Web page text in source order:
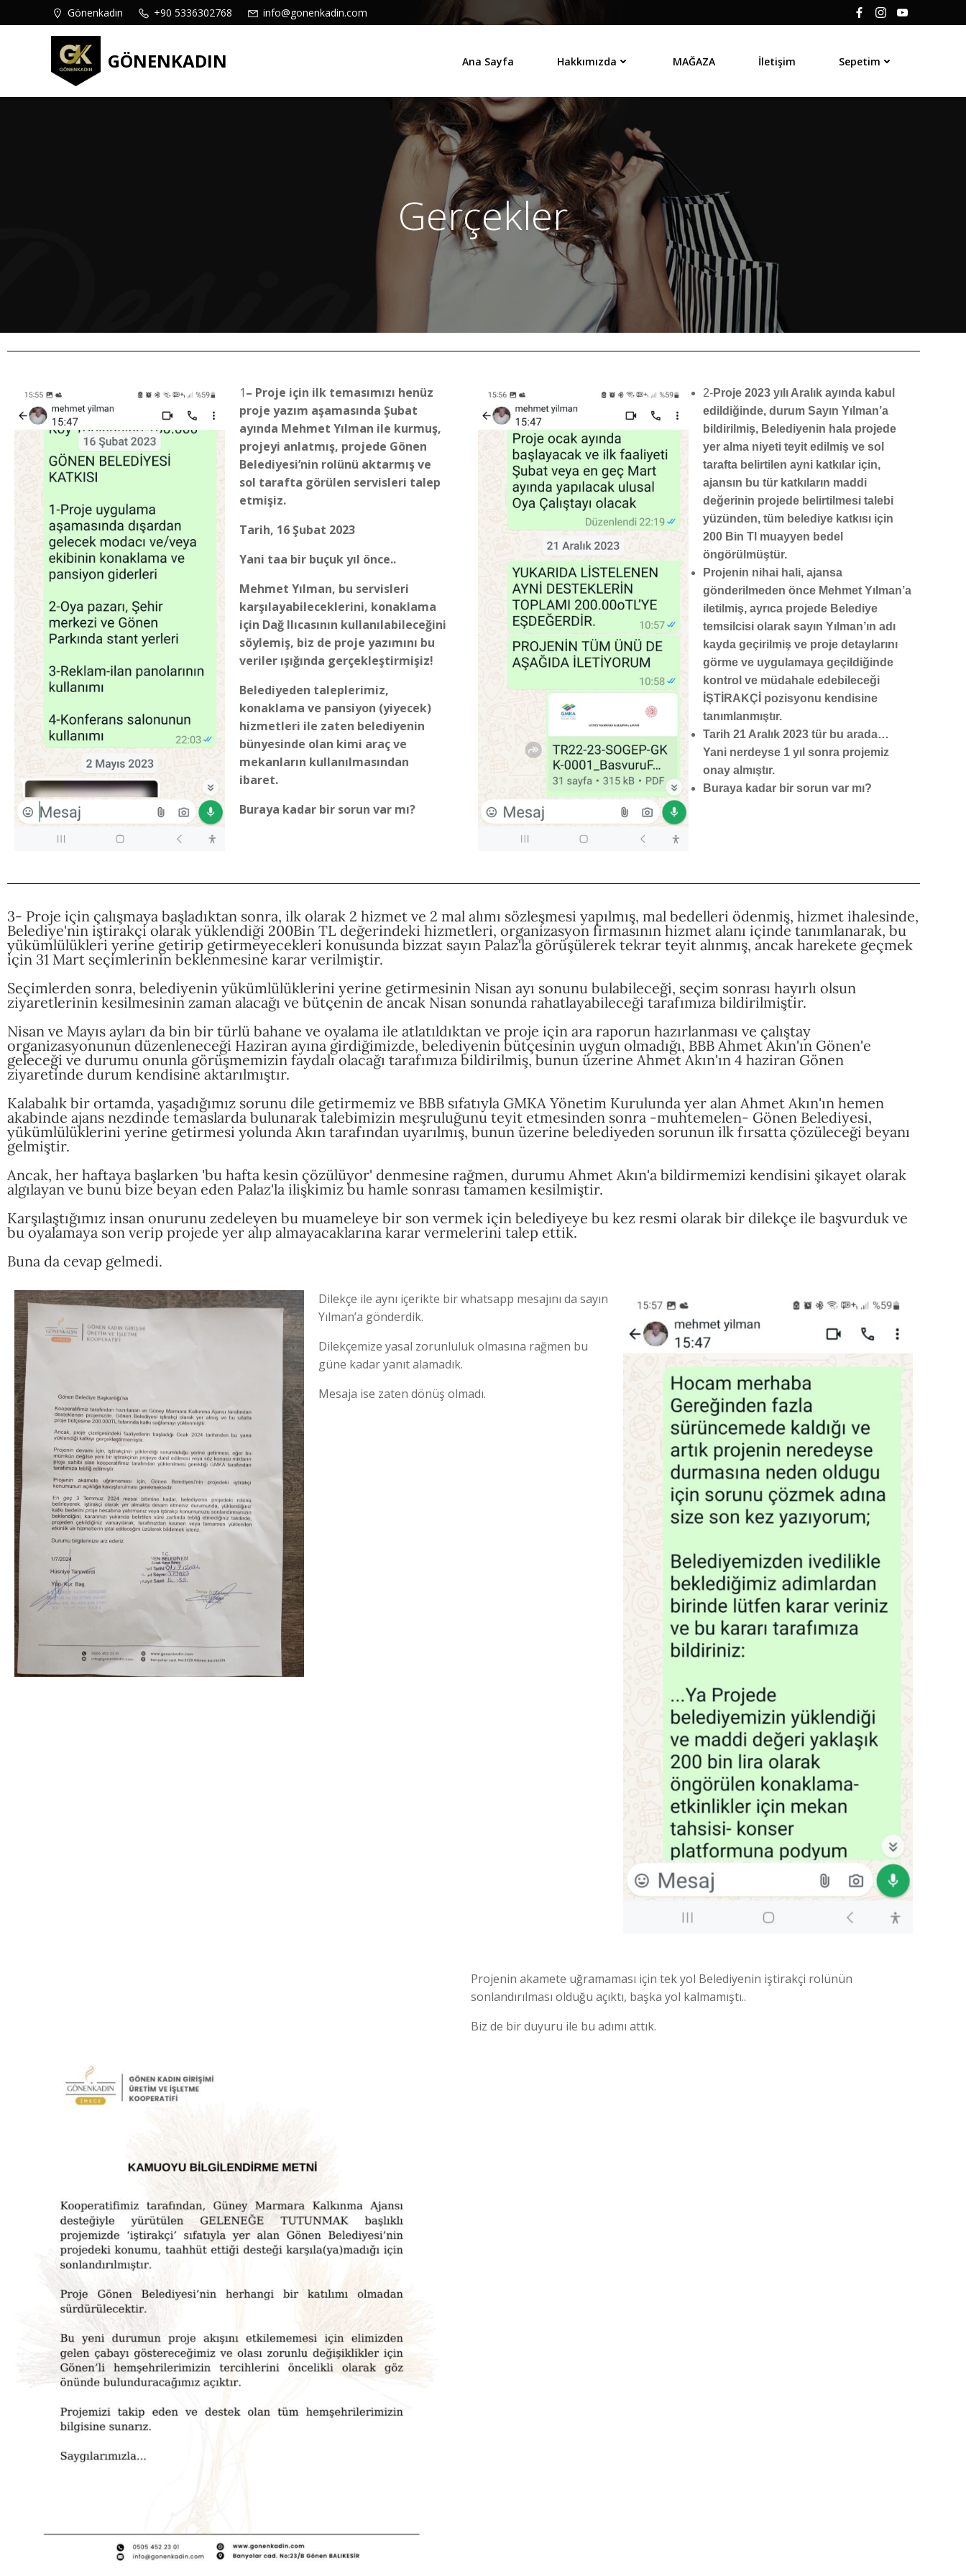
Gönenkadın +90 5336302768 info@gonenkadin.com
GÖNENKADIN Ana Sayfa Hakkımızda MAĞAZA İletişim Sepetim
Gerçekler
1– Proje için ilk temasımızı henüz
proje yazım aşamasında Şubat
ayında Mehmet Yılman ile kurmuş,
projeyi anlatmış, projede Gönen
Belediyesi’nin rolünü aktarmış ve
sol tarafta görülen servisleri talep
etmişiz.
Tarih, 16 Şubat 2023
Yani taa bir buçuk yıl önce..
Mehmet Yılman, bu servisleri
karşılayabileceklerini, konaklama
için Dağ Ilıcasının kullanılabileceğini
söylemiş, biz de proje yazımını bu
veriler ışığında gerçekleştirmişiz!
Belediyeden taleplerimiz,
konaklama ve pansiyon (yiyecek)
hizmetleri ile zaten belediyenin
bünyesinde olan kimi araç ve
mekanların kullanılmasından
ibaret.
Buraya kadar bir sorun var mı?
2-Proje 2023 yılı Aralık ayında kabul
edildiğinde, durum Sayın Yılman’a
bildirilmiş, Belediyenin hala projede
yer alma niyeti teyit edilmiş ve sol
tarafta belirtilen ayni katkılar için,
ajansın bu tür katkıların maddi
değerinin projede belirtilmesi talebi
yüzünden, tüm belediye katkısı için
200 Bin Tl muayyen bedel
öngörülmüştür.
Projenin nihai hali, ajansa
gönderilmeden önce Mehmet Yılman’a
iletilmiş, ayrıca projede Belediye
temsilcisi olarak sayın Yılman’ın adı
kayda geçirilmiş ve proje detaylarını
görme ve uygulamaya geçildiğinde
kontrol ve müdahale edebileceği
İŞTİRAKÇİ pozisyonu kendisine
tanımlanmıştır.
Tarih 21 Aralık 2023 tür bu arada…
Yani nerdeyse 1 yıl sonra projemiz
onay almıştır.
Buraya kadar bir sorun var mı?
3- Proje için çalışmaya başladıktan sonra, ilk olarak 2 hizmet ve 2 mal alımı sözleşmesi yapılmış, mal bedelleri ödenmiş, hizmet ihalesinde,
Belediye'nin iştirakçi olarak yüklendiği 200Bin TL değerindeki hizmetleri, organizasyon firmasının hizmet alanı içinde tanımlanarak, bu
yükümlülükleri yerine getirip getirmeyecekleri konusunda bizzat sayın Palaz'la görüşülerek tekrar teyit alınmış, ancak harekete geçmek
için 31 Mart seçimlerinin beklenmesine karar verilmiştir.
Seçimlerden sonra, belediyenin yükümlülüklerini yerine getirmesinin Nisan ayı sonunu bulabileceği, seçim sonrası hayırlı olsun
ziyaretlerinin kesilmesinin zaman alacağı ve bütçenin de ancak Nisan sonunda rahatlayabileceği tarafımıza bildirilmiştir.
Nisan ve Mayıs ayları da bin bir türlü bahane ve oyalama ile atlatıldıktan ve proje için ara raporun hazırlanması ve çalıştay
organizasyonunun düzenleneceği Haziran ayına girdiğimizde, belediyenin bütçesinin uygun olmadığı, BBB Ahmet Akın'ın Gönen'e
geleceği ve durumu onunla görüşmemizin faydalı olacağı tarafımıza bildirilmiş, bunun üzerine Ahmet Akın'ın 4 haziran Gönen
ziyaretinde durum kendisine aktarılmıştır.
Kalabalık bir ortamda, yaşadığımız sorunu dile getirmemiz ve BBB sıfatıyla GMKA Yönetim Kurulunda yer alan Ahmet Akın'ın hemen
akabinde ajans nezdinde temaslarda bulunarak talebimizin meşruluğunu teyit etmesinden sonra -muhtemelen- Gönen Belediyesi,
yükümlülüklerini yerine getirmesi yolunda Akın tarafından uyarılmış, bunun üzerine belediyeden sorunun ilk fırsatta çözüleceği beyanı
gelmiştir.
Ancak, her haftaya başlarken 'bu hafta kesin çözülüyor' denmesine rağmen, durumu Ahmet Akın'a bildirmemizi kendisini şikayet olarak
algılayan ve bunu bize beyan eden Palaz'la ilişkimiz bu hamle sonrası tamamen kesilmiştir.
Karşılaştığımız insan onurunu zedeleyen bu muameleye bir son vermek için belediyeye bu kez resmi olarak bir dilekçe ile başvurduk ve
bu oyalamaya son verip projede yer alıp almayacaklarına karar vermelerini talep ettik.
Buna da cevap gelmedi.
Dilekçe ile aynı içerikte bir whatsapp mesajını da sayın
Yılman’a gönderdik.
Dilekçemize yasal zorunluluk olmasına rağmen bu
güne kadar yanıt alamadık.
Mesaja ise zaten dönüş olmadı.
Projenin akamete uğramaması için tek yol Belediyenin iştirakçi rolünün
sonlandırılması olduğu açıktı, başka yol kalmamıştı..
Biz de bir duyuru ile bu adımı attık.